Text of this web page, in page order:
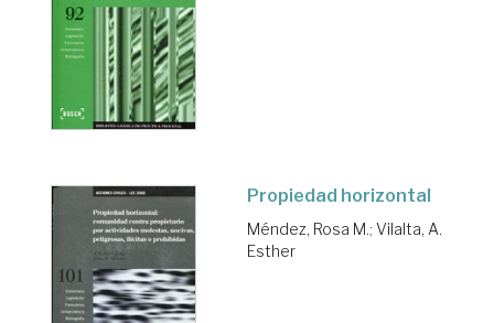
Propiedad horizontal
Méndez, Rosa M.; Vilalta, A.
Esther